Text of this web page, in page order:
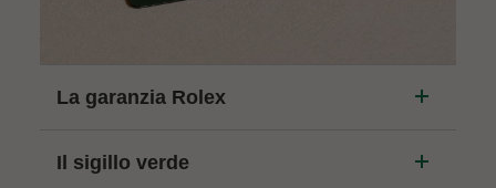
La garanzia Rolex
Il sigillo verde